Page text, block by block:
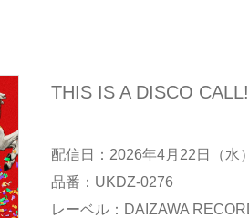
THIS IS A DISCO
配信日：2026年4月22日（水）
品番：UKDZ-0276
レーベル：DAIZAWA